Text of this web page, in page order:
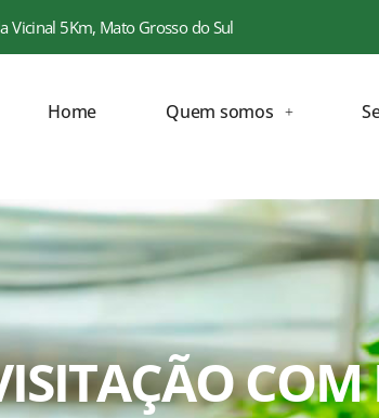
Vicinal 5Km, Mato Grosso do Sul
Home Quem somos